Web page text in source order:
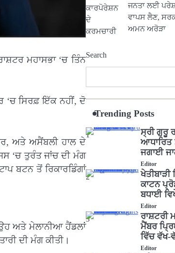
ਮਹਾਸਭਾ ‘ਚ ਤਿੰਨ
‘ਚ ਸਿਰਫ਼ ਇੱਕ ਨਹੀਂ, ਦੋ
ਅਤੇ ਅਸੈਂਬਲੀ ਹਾਲ ਦੇ
‘ਚ ਤੁਰੰਤ ਜਾਂਚ ਦੀ ਮੰਗ
ਬਟਨ ਤੋਂ ਰਿਕਾਰਡਿੰਗਾਂ
ਅਤੇ ਮੇਲਾਨੀਆ ਹੈਂਡਲਾਂ
ਦੀ ਮੰਗ ਕੀਤੀ।
ਜਨਤਾ ਲਈ
ਵਾਪਸ ਲੈਣ,
ਅਮਨ ਅਰੋੜਾ
Search
Trending Posts
1
ਸ੍ਰੀ ਗੁਰੂ
ਆਧਾਰਿਤ
ਜਗਾਈ
Editor
2
ਖੇਤੀਬਾੜੀ
ਕਾਟਨ
ਬਧਾਈ
Editor
3
ਰਾਸ਼ਟਰੀ
ਮੈਂਬਰ
ਵਿੱਚ ਵੱਖ-
Editor